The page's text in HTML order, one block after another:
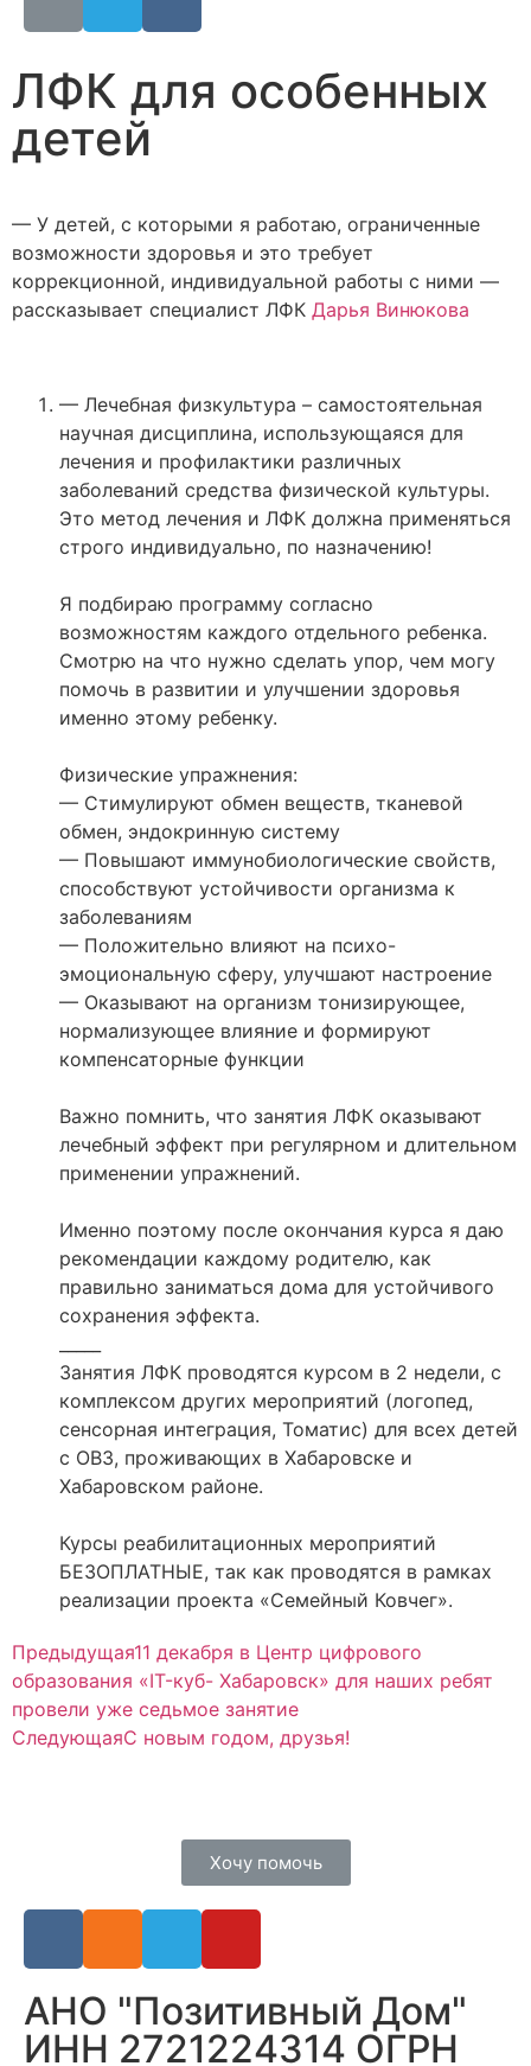
ЛФК для особенных
детей
— У детей, с которыми я работаю, ограниченные
возможности здоровья и это требует
коррекционной, индивидуальной работы с ними —
рассказывает специалист ЛФК Дарья Винюкова
— Лечебная физкультура – самостоятельная
научная дисциплина, использующаяся для
лечения и профилактики различных
заболеваний средства физической культуры.
Это метод лечения и ЛФК должна применяться
строго индивидуально, по назначению!
Я подбираю программу согласно
возможностям каждого отдельного ребенка.
Смотрю на что нужно сделать упор, чем могу
помочь в развитии и улучшении здоровья
именно этому ребенку.
Физические упражнения:
— Стимулируют обмен веществ, тканевой
обмен, эндокринную систему
— Повышают иммунобиологические свойств,
способствуют устойчивости организма к
заболеваниям
— Положительно влияют на психо-
эмоциональную сферу, улучшают настроение
— Оказывают на организм тонизирующее,
нормализующее влияние и формируют
компенсаторные функции
Важно помнить, что занятия ЛФК оказывают
лечебный эффект при регулярном и длительном
применении упражнений.
Именно поэтому после окончания курса я даю
рекомендации каждому родителю, как
правильно заниматься дома для устойчивого
сохранения эффекта.
Занятия ЛФК проводятся курсом в 2 недели, с
комплексом других мероприятий (логопед,
сенсорная интеграция, Томатис) для всех детей
с ОВЗ, проживающих в Хабаровске и
Хабаровском районе.
Курсы реабилитационных мероприятий
БЕЗОПЛАТНЫЕ, так как проводятся в рамках
реализации проекта «Семейный Ковчег».
Предыдущая11 декабря в Центр цифрового
образования «IT-куб- Хабаровск» для наших ребят
провели уже седьмое занятие
СледующаяС новым годом, друзья!
Хочу помочь
АНО "Позитивный Дом"
ИНН 2721224314 ОГРН